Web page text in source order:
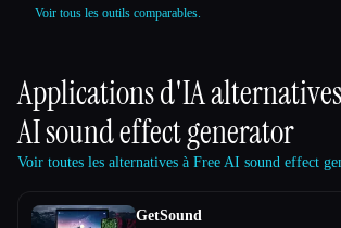
Voir tous les outils comparables.
Applications d'IA
AI sound effect generator
Voir toutes les alternatives à Free AI sound effect
GetSound